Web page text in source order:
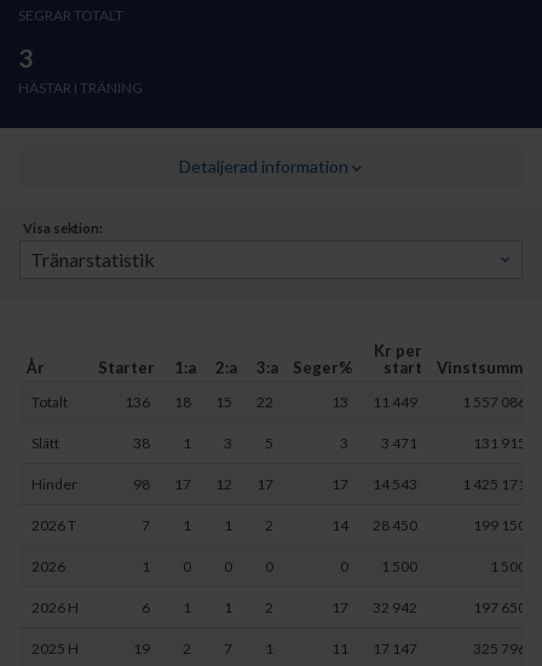
SEGRAR TOTALT
3
HÄSTAR I TRÄNING
Detaljerad information
Visa sektion:
År Starter 1:a 2:a 3:a Seger%
Kr per
start
Vinstsumma
Totalt 136 18 15 22 13 11 449 1 557 086
Slätt 38 1 3 5 3 3 471 131 915
Hinder 98 17 12 17 17 14 543 1 425 171
2026 T 7 1 1 2 14 28 450 199 150
2026 1 0 0 0 0 1 500 1 500
2026 H 6 1 1 2 17 32 942 197 650
2025 H 19 2 7 1 11 17 147 325 796